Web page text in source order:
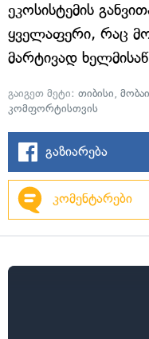
ეკოსისტემის
ყველაფერი, რაც
მარტივად
გაიგეთ მეტი: თიბისი,
კომფორტისთვის
გაზიარება
კომენტარები